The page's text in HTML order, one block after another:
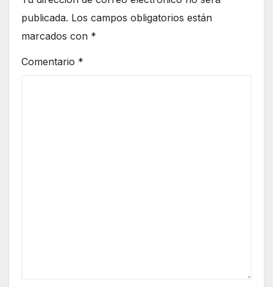
publicada. Los campos obligatorios están
marcados con *
Comentario *